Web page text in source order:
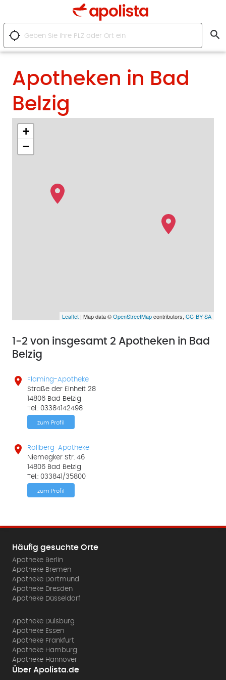
location_searching search
Apotheken in Bad
Belzig
+
−
Leaflet | Map data ©OpenStreetMapcontributors,CC-BY-SA
1-2 von insgesamt 2 Apotheken in Bad
Belzig

Fläming-Apotheke
Straße der Einheit 28
14806 Bad Belzig
Tel.: 03384142498
zum Profil

Rollberg-Apotheke
Niemegker Str. 46
14806 Bad Belzig
Tel.: 033841/35800
zum Profil
Häufig gesuchte Orte
Apotheke Berlin
Apotheke Bremen
Apotheke Dortmund
Apotheke Dresden
Apotheke Düsseldorf
Apotheke Duisburg
Apotheke Essen
Apotheke Frankfurt
Apotheke Hamburg
Apotheke Hannover
Über Apolista.de